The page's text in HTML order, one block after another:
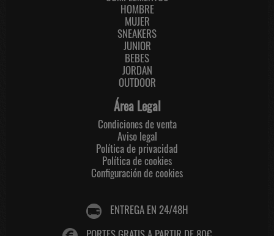
HOMBRE
MUJER
SNEAKERS
JUNIOR
BEBES
JORDAN
OUTDOOR
Área Legal
Condiciones de venta
Aviso legal
Política de privacidad
Política de cookies
Configuración de cookies
ENTREGA EN 24/48H